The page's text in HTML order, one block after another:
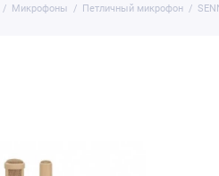
Микрофоны Петличный микрофон